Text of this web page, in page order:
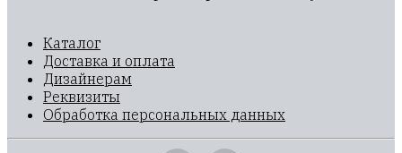
Каталог
Доставка и оплата
Дизайнерам
Реквизиты
Обработка персональных данных